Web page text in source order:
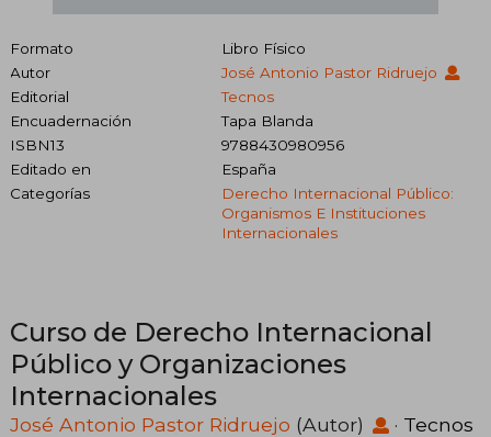
Formato
Libro Físico
Autor
José Antonio Pastor Ridruejo
Editorial
Tecnos
Encuadernación
Tapa Blanda
ISBN13
9788430980956
Editado en
España
Categorías
Derecho Internacional Público:
Organismos E Instituciones
Internacionales
Curso de Derecho Internacional
Público y Organizaciones
Internacionales
José Antonio Pastor Ridruejo (Autor) · Tecnos